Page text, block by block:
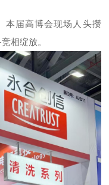
本届高博会现场人头攒
相绽放。